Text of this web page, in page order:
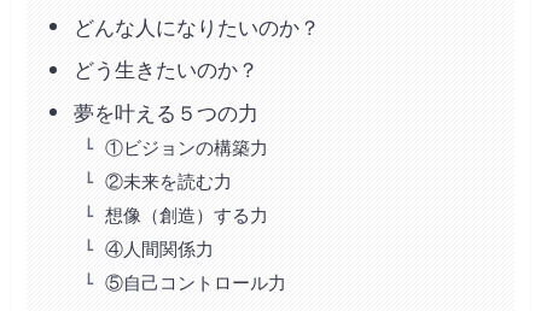
どんな人になりたいのか？
どう生きたいのか？
夢を叶える５つの力
①ビジョンの構築力
②未来を読む力
想像（創造）する力
④人間関係力
⑤自己コントロール力